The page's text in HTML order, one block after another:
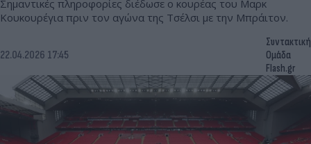
Σημαντικές πληροφορίες διέδωσε ο κουρέας του Μαρκ
Κουκουρέγια πριν τον αγώνα της Τσέλσι με την Μπράιτον.
22.04.2026 17:45
Συντακτική
Ομάδα
Flash.gr